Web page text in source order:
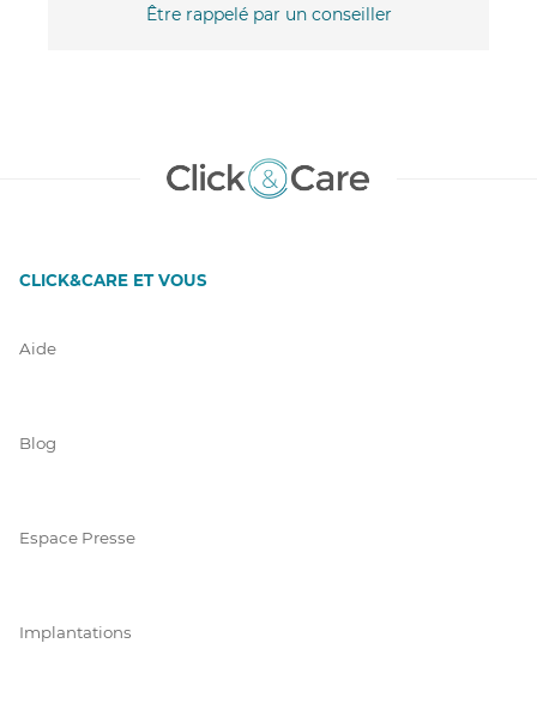
Être rappelé par un conseiller
CLICK&CARE ET VOUS
Aide
Blog
Espace Presse
Implantations